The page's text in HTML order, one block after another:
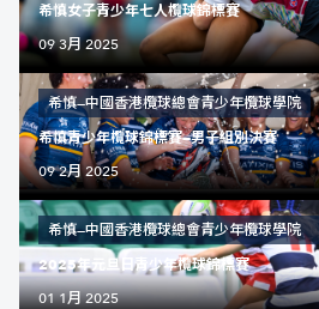
希慎女子青少年七人欖球錦標賽
09 3月 2025
希慎—中國香港欖球總會青少年欖球學院
希慎青少年欖球錦標賽—男子組別決賽
09 2月 2025
希慎—中國香港欖球總會青少年欖球學院
2025年元旦日青少年欖球錦標賽
01 1月 2025